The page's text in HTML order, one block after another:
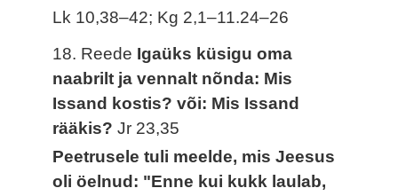
Lk 10,38–42; Kg 2,1–11.24–26
18. Reede Igaüks küsigu oma
naabrilt ja vennalt nõnda: Mis
Issand kostis? või: Mis Issand
rääkis?Jr 23,35
Peetrusele tuli meelde, mis Jeesus
oli öelnud: "Enne kui kukk laulab,